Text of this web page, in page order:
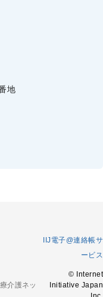
地
介護ネッ
IIJ電子@連絡帳サ
ービス
© Internet
Initiative Japan